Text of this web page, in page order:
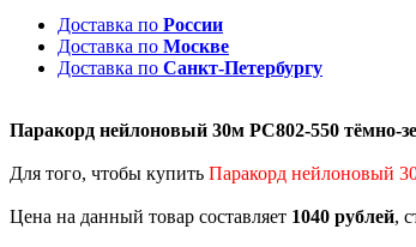
Доставка по России
Доставка по Москве
Доставка по Санкт-Петербургу
Паракорд нейлоновый 30м PC802-550 тёмно-
Для того, чтобы купить Паракорд нейлоновый
Цена на данный товар составляет 1040 рублей,